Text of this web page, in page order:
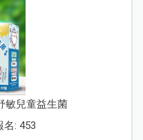
敏兒童益生菌
名: 453